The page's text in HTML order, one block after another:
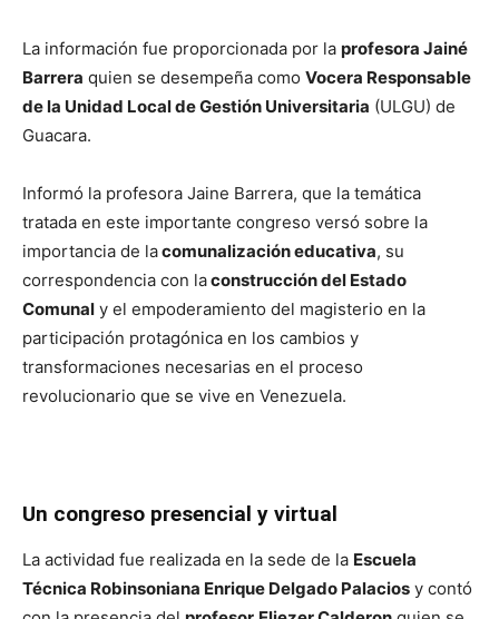
La información fue proporcionada por la profesora Jainé
Barrera quien se desempeña como Vocera Responsable
de la Unidad Local de Gestión Universitaria (ULGU) de
Guacara.
Informó la profesora Jaine Barrera, que la temática
tratada en este importante congreso versó sobre la
importancia de lacomunalización educativa, su
correspondencia con laconstrucción del Estado
Comunal y el empoderamiento del magisterio en la
participación protagónica en los cambios y
transformaciones necesarias en el proceso
revolucionario que se vive en Venezuela.
Un congreso presencial y virtual
La actividad fue realizada en la sede de la Escuela
Técnica Robinsoniana Enrique Delgado Palacios y contó